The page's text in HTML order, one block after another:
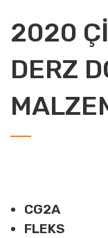
2020
DERZ
CG2A
FLEKS